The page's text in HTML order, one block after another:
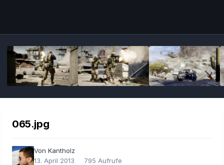
065.jpg
Von Kantholz
13. April 2013
795 Aufrufe